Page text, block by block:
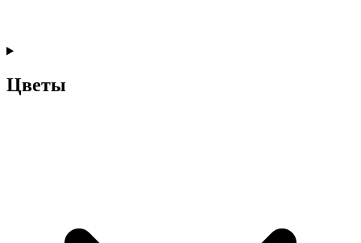
Цветы